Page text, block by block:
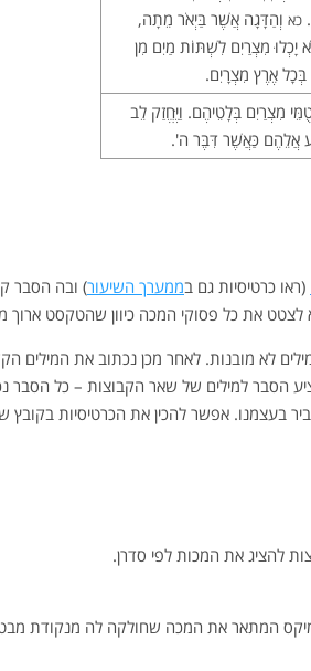
כא וְהַדָּגָה אֲשֶׁר בַּיְאֹר מֵתָה,
יָכְלוּ מִצְרַיִם לִשְׁתּוֹת מַיִם מִן
בְּכָל אֶרֶץ מִצְרָיִם.
מִצְרַיִם בְּלָטֵיהֶם. וַיֶּחֱזַק לֵב
אֲלֵהֶם כַּאֲשֶׁר דִּבֶּר ה'.
(ראו כרטיסיות גם בממערך השיעור) ובה הסבר
את כל פסוקי המכה כיוון שהטקסט ארוך
לא מובנות. לאחר מכן נכתוב את המילים
הסבר למילים של שאר הקבוצות – כל הסבר
בעצמנו. אפשר להכין את הכרטיסיות בקובץ
להציג את המכות לפי סדרן.
המתאר את המכה שחולקה לה מנקודת